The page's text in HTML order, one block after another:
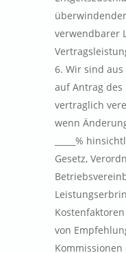
verwendbarer
Wir sind
auf Antrag
vertraglich
wenn
_____%
Gesetz,
von